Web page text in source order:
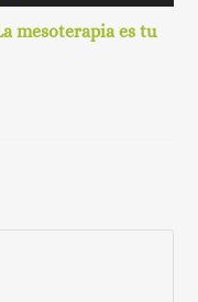
mesoterapia es tu